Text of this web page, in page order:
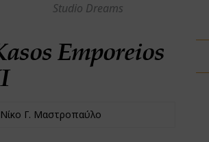
Studio Dreams
Emporeios
Γ. Μαστροπαύλο